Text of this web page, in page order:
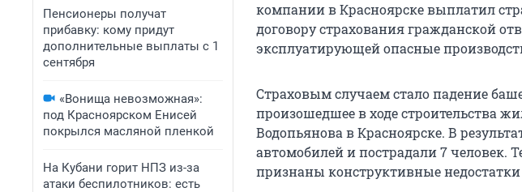
Пенсионеры получат
прибавку: кому придут
дополнительные выплаты с 1
сентября
«Вонища невозможная»:
под Красноярском Енисей
покрылся масляной пленкой
На Кубани горит НПЗ из-за
атаки беспилотников: есть
компании в Красноярске выплатил
договору страхования гражданской
эксплуатирующей опасные
Страховым случаем стало падение
произошедшее в ходе строительства
Водопьянова в Красноярске. В
автомобилей и пострадали 7
признаны конструктивные